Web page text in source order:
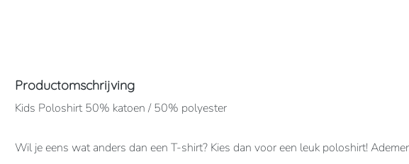
Productomschrijving
Kids Poloshirt 50% katoen / 50% polyester
Wil je eens wat anders dan een T-shirt? Kies dan voor een leuk poloshirt!